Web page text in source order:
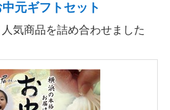
元ギフトセット
気商品を詰め合わせました